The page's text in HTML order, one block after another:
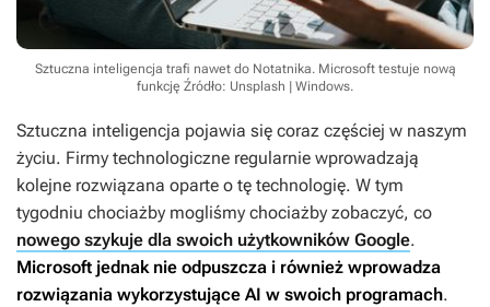
Sztuczna inteligencja trafi nawet do Notatnika. Microsoft testuje nową
funkcję Źródło: Unsplash | Windows.
Sztuczna inteligencja pojawia się coraz częściej w naszym
życiu. Firmy technologiczne regularnie wprowadzają
kolejne rozwiązana oparte o tę technologię. W tym
tygodniu chociażby mogliśmy chociażby zobaczyć, co
nowego szykuje dla swoich użytkowników Google.
Microsoft jednak nie odpuszcza i również wprowadza
rozwiązania wykorzystujące AI w swoich programach.